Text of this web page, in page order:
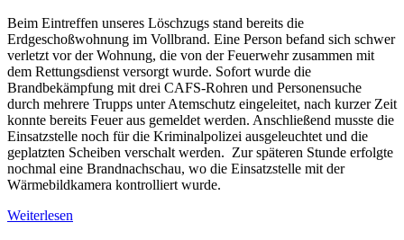
Beim Eintreffen unseres Löschzugs stand bereits die
Erdgeschoßwohnung im Vollbrand. Eine Person befand sich schwer
verletzt vor der Wohnung, die von der Feuerwehr zusammen mit
dem Rettungsdienst versorgt wurde. Sofort wurde die
Brandbekämpfung mit drei CAFS-Rohren und Personensuche
durch mehrere Trupps unter Atemschutz eingeleitet, nach kurzer Zeit
konnte bereits Feuer aus gemeldet werden. Anschließend musste die
Einsatzstelle noch für die Kriminalpolizei ausgeleuchtet und die
geplatzten Scheiben verschalt werden. Zur späteren Stunde erfolgte
nochmal eine Brandnachschau, wo die Einsatzstelle mit der
Wärmebildkamera kontrolliert wurde.
Weiterlesen